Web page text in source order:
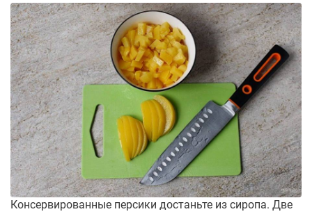
Консервированные персики достаньте из сиропа. Две